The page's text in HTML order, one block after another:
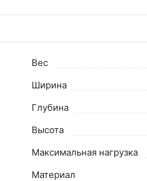
Вес
Ширина
Глубина
Высота
Максимальная нагрузка
Материал